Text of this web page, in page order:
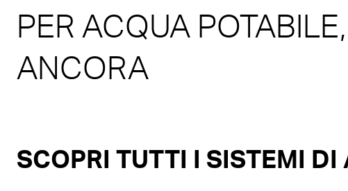
PER ACQUA
ANCORA
SCOPRI TUTTI I SISTEMI DI